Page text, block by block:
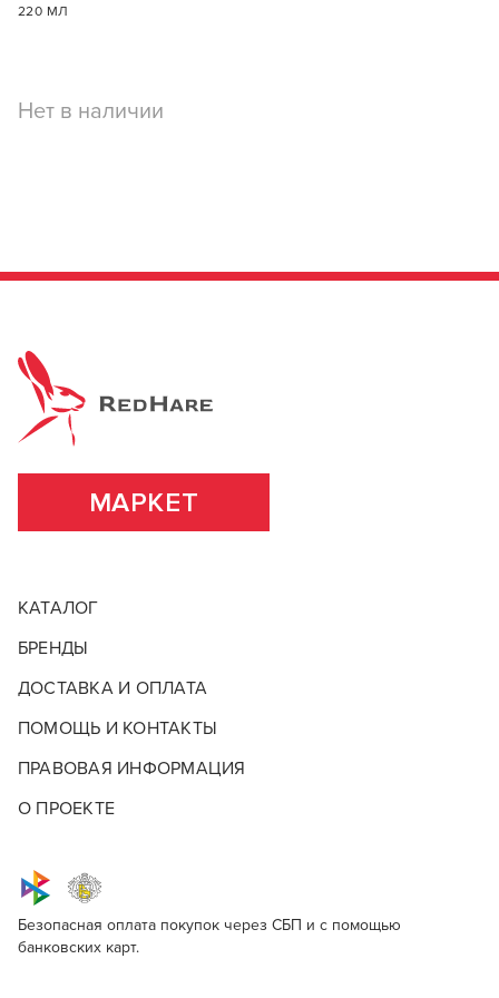
инструменты для профессионального
220 МЛ
Нет в наличии
МАРКЕТ
КАТАЛОГ
БРЕНДЫ
ДОСТАВКА И ОПЛАТА
ПОМОЩЬ И КОНТАКТЫ
ПРАВОВАЯ ИНФОРМАЦИЯ
О ПРОЕКТЕ
Безопасная оплата покупок через СБП и с помощью
банковских карт.
Красные скидки – это горячие предложения, которые